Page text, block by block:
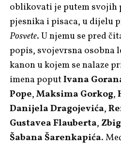
oblikovati je putem svojih
pjesnika i pisaca, u dijelu
Posvete. U njemu se pred
popis, svojevrsna
kanon u kojem se nalaze
imena poputIvana
Pope,Maksima Gorkog,
Danijela Dragojevića,
Gustavea Flauberta,
Šabana Šarenkapića.